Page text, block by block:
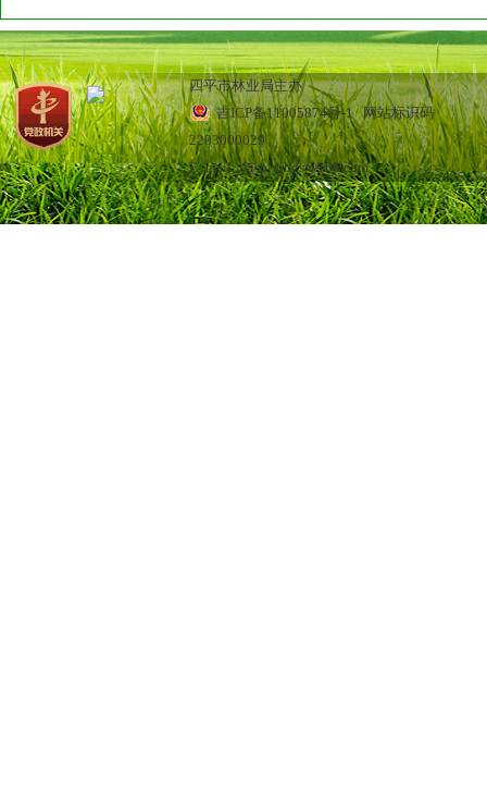
四平市林业局主办
吉ICP备11005874号-1网站标识码
2203000029
E_mail：jlsplyjbgs@163.com